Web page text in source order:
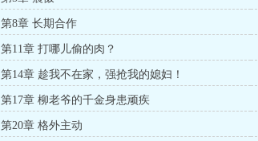
第8章 长期合作
第11章 打哪儿偷的肉？
第14章 趁我不在家，强抢我的媳妇！
第17章 柳老爷的千金身患顽疾
第20章 格外主动